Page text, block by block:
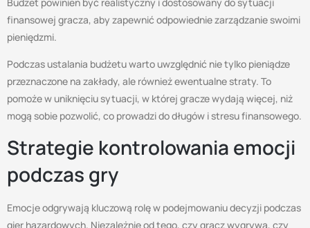
finansowej gracza, aby zapewnić odpowiednie zarządzanie swoimi
pieniędzmi.
Podczas ustalania budżetu warto uwzględnić nie tylko pieniądze
przeznaczone na zakłady, ale również ewentualne straty. To
pomoże w uniknięciu sytuacji, w której gracze wydają więcej, niż
mogą sobie pozwolić, co prowadzi do długów i stresu finansowego.
Strategie kontrolowania emocji
podczas gry
Emocje odgrywają kluczową rolę w podejmowaniu decyzji podczas
gier hazardowych. Niezależnie od tego, czy gracz wygrywa, czy